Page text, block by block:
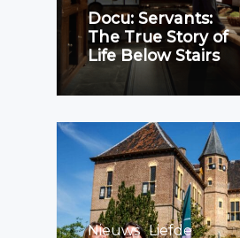
Docu: Servants:
The True Story of
Life Below Stairs
Nieuws Liefde